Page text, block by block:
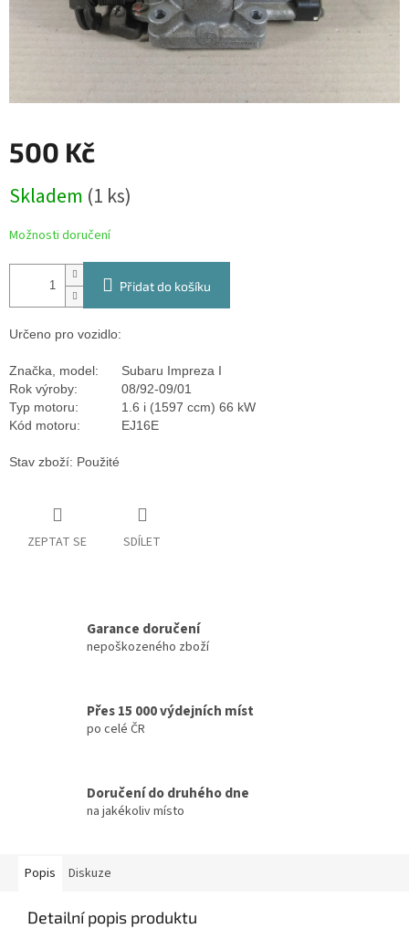
500 Kč
cena:
Skladem (1 ks)
Možnosti doručení
Přidat do košíku
Určeno pro vozidlo:
Značka, model:
Subaru Impreza I
Rok výroby:
08/92-09/01
Typ motoru:
1.6 i (1597 ccm) 66 kW
Kód motoru:
EJ16E
Stav zboží: Použité
ZEPTAT SE SDÍLET
Garance doručení
nepoškozeného zboží
Přes 15 000 výdejních míst
po celé ČR
Doručení do druhého dne
na jakékoliv místo
Popis Diskuze
Detailní popis produktu